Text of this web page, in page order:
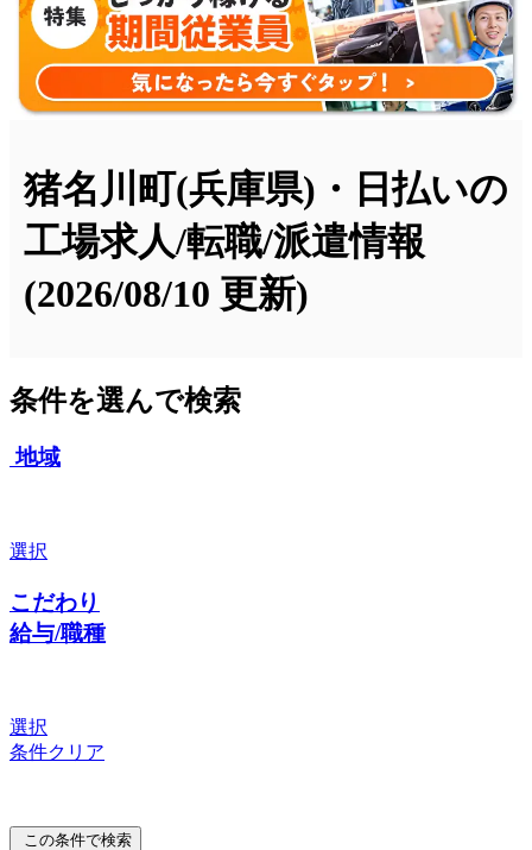
猪名川町(兵庫県)・日払いの
工場求人/転職/派遣情報
(2026/08/10 更新)
条件を選んで検索
地域
選択
こだわり
給与/職種
選択
条件クリア
この条件で検索